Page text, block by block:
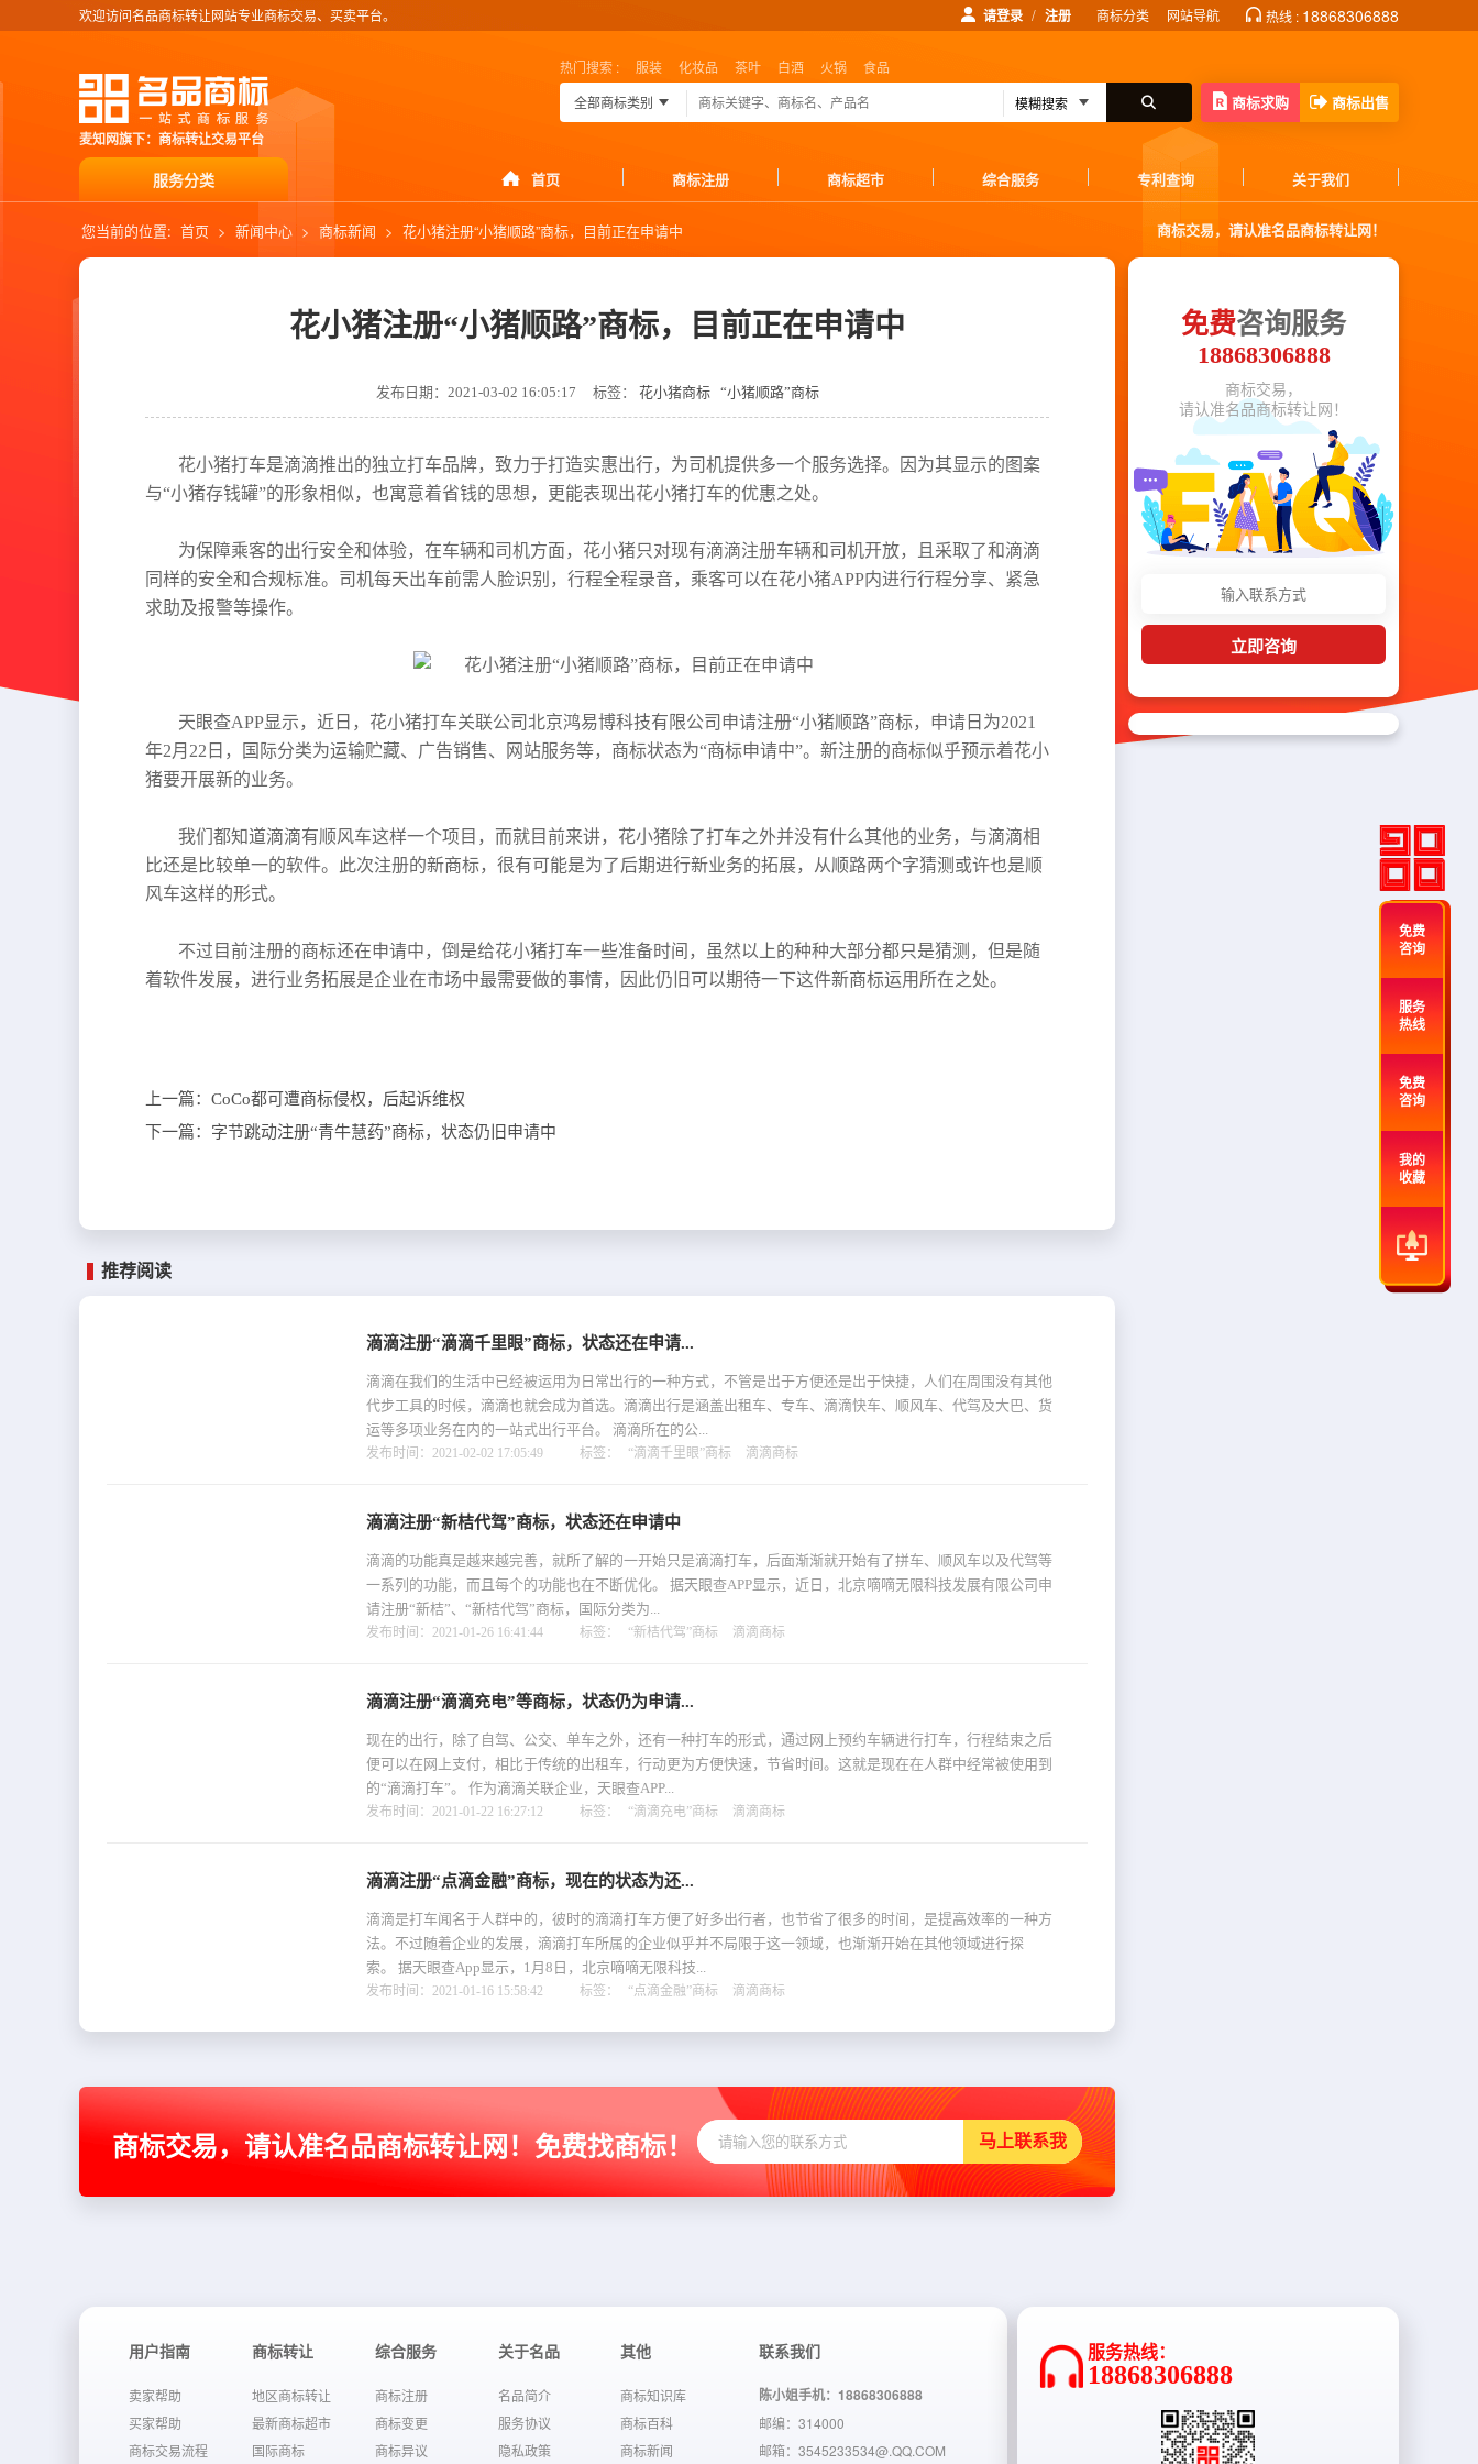
欢迎访问名品商标转让网站专业商标交易、买卖平台。 请登录 / 注册 商标分类 网站导航 热线 : 18868306888
麦知网旗下：商标转让交易平台
热门搜索 : 服装 化妆品 茶叶 白酒 火锅
食品
全部商标类别
商标求购 商标出售
服务分类 首页 商标注册 商标超市 综合服务 专利查询 关于我们
您当前的位置: 首页 > 新闻中心 > 商标新闻 > 花小猪注册“小猪顺路”商标，目前正在申请中 商标交易，请认准名品商标转让网！
花小猪注册“小猪顺路”商标，目前正在申请中
发布日期：2021-03-02 16:05:17 标签： 花小猪商标 “小猪顺路”商标
花小猪打车是滴滴推出的独立打车品牌，致力于打造实惠出行，为司机提供多一个服务选择。因为其显示的图案
与“小猪存钱罐”的形象相似，也寓意着省钱的思想，更能表现出花小猪打车的优惠之处。
为保障乘客的出行安全和体验，在车辆和司机方面，花小猪只对现有滴滴注册车辆和司机开放，且采取了和滴滴
同样的安全和合规标准。司机每天出车前需人脸识别，行程全程录音，乘客可以在花小猪APP内进行行程分享、紧急
求助及报警等操作。
天眼查APP显示，近日，花小猪打车关联公司北京鸿易博科技有限公司申请注册“小猪顺路”商标，申请日为2021
年2月22日，国际分类为运输贮藏、广告销售、网站服务等，商标状态为“商标申请中”。新注册的商标似乎预示着花小
猪要开展新的业务。
我们都知道滴滴有顺风车这样一个项目，而就目前来讲，花小猪除了打车之外并没有什么其他的业务，与滴滴相
比还是比较单一的软件。此次注册的新商标，很有可能是为了后期进行新业务的拓展，从顺路两个字猜测或许也是顺
风车这样的形式。
不过目前注册的商标还在申请中，倒是给花小猪打车一些准备时间，虽然以上的种种大部分都只是猜测，但是随
着软件发展，进行业务拓展是企业在市场中最需要做的事情，因此仍旧可以期待一下这件新商标运用所在之处。
上一篇： CoCo都可遭商标侵权，后起诉维权
下一篇： 字节跳动注册“青牛慧药”商标，状态仍旧申请中
滴滴注册“滴滴千里眼”商标，状态还在申请...
滴滴在我们的生活中已经被运用为日常出行的一种方式，不管是出于方便还是出于快捷，人们在周围没有其他
代步工具的时候，滴滴也就会成为首选。滴滴出行是涵盖出租车、专车、滴滴快车、顺风车、代驾及大巴、货
运等多项业务在内的一站式出行平台。 滴滴所在的公...
发布时间：2021-02-02 17:05:49 标签： “滴滴千里眼”商标 滴滴商标
滴滴注册“新桔代驾”商标，状态还在申请中
滴滴的功能真是越来越完善，就所了解的一开始只是滴滴打车，后面渐渐就开始有了拼车、顺风车以及代驾等
一系列的功能，而且每个的功能也在不断优化。 据天眼查APP显示，近日，北京嘀嘀无限科技发展有限公司申
请注册“新桔”、“新桔代驾”商标，国际分类为...
发布时间：2021-01-26 16:41:44 标签： “新桔代驾”商标 滴滴商标
滴滴注册“滴滴充电”等商标，状态仍为申请...
现在的出行，除了自驾、公交、单车之外，还有一种打车的形式，通过网上预约车辆进行打车，行程结束之后
便可以在网上支付，相比于传统的出租车，行动更为方便快速，节省时间。这就是现在在人群中经常被使用到
的“滴滴打车”。 作为滴滴关联企业，天眼查APP...
发布时间：2021-01-22 16:27:12 标签： “滴滴充电”商标 滴滴商标
滴滴注册“点滴金融”商标，现在的状态为还...
滴滴是打车闻名于人群中的，彼时的滴滴打车方便了好多出行者，也节省了很多的时间，是提高效率的一种方
法。不过随着企业的发展，滴滴打车所属的企业似乎并不局限于这一领域，也渐渐开始在其他领域进行探
索。 据天眼查App显示，1月8日，北京嘀嘀无限科技...
发布时间：2021-01-16 15:58:42 标签： “点滴金融”商标 滴滴商标
推荐阅读
商标交易，请认准名品商标转让网！免费找商标！ 马上联系我
免费咨询服务
18868306888
商标交易，
请认准名品商标转让网！
立即咨询
用户指南
卖家帮助
买家帮助
商标交易流程
商标转让
地区商标转让
最新商标超市
国际商标
综合服务
商标注册
商标变更
商标异议
关于名品
名品简介
服务协议
隐私政策
其他
商标知识库
商标百科
商标新闻
联系我们
陈小姐手机：18868306888
邮编：314000
邮箱：3545233534@.QQ.COM
服务热线：
18868306888
免费
咨询
服务
热线
免费
咨询
我的
收藏